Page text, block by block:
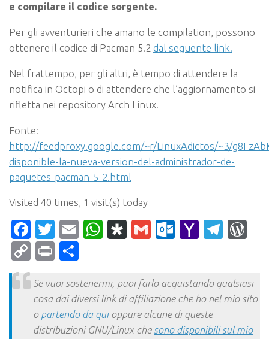
e compilare il codice sorgente.
Per gli avventurieri che amano le compilation, possono
ottenere il codice di Pacman 5.2 dal seguente link.
Nel frattempo, per gli altri, è tempo di attendere la
notifica in Octopi o di attendere che l’aggiornamento si
rifletta nei repository Arch Linux.
Fonte:
http://feedproxy.google.com/~r/LinuxAdictos/~3/
disponible-la-nueva-version-del-administrador-de-
paquetes-pacman-5-2.html
Visited 40 times, 1 visit(s) today
Facebook
Twitter
EmailWhatsApp
Diaspora
Gmail Yahoo
CopyPrint
Se vuoi sostenermi, puoi farlo acquistando qualsiasi
cosa dai diversi link di affiliazione che ho nel mio sito
o partendo da quioppure alcune di queste
distribuzioni GNU/Linux che sono disponibili sul mio